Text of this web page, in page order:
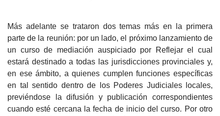
Más adelante se trataron dos temas más en la primera
parte de la reunión: por un lado, el próximo lanzamiento de
un curso de mediación auspiciado por Reflejar el cual
estará destinado a todas las jurisdicciones provinciales y,
en ese ámbito, a quienes cumplen funciones específicas
en tal sentido dentro de los Poderes Judiciales locales,
previéndose la difusión y publicación correspondientes
cuando esté cercana la fecha de inicio del curso. Por otro